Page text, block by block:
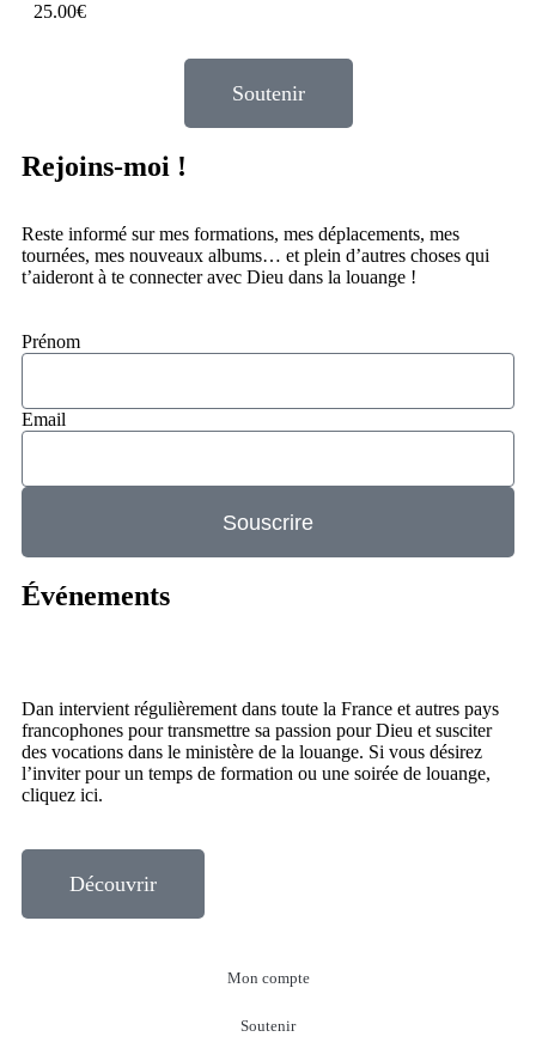
25.00€
Soutenir
Rejoins-moi !
Reste informé sur mes formations, mes déplacements, mes
tournées, mes nouveaux albums… et plein d’autres choses qui
t’aideront à te connecter avec Dieu dans la louange !
Prénom
Email
Souscrire
Événements
Dan intervient régulièrement dans toute la France et autres pays
francophones pour transmettre sa passion pour Dieu et susciter
des vocations dans le ministère de la louange. Si vous désirez
l’inviter pour un temps de formation ou une soirée de louange,
cliquez ici.
Découvrir
Mon compte
Soutenir